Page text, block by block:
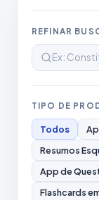
REFINAR
TIPO DE
Todos
Resumos
App de
Flashcards